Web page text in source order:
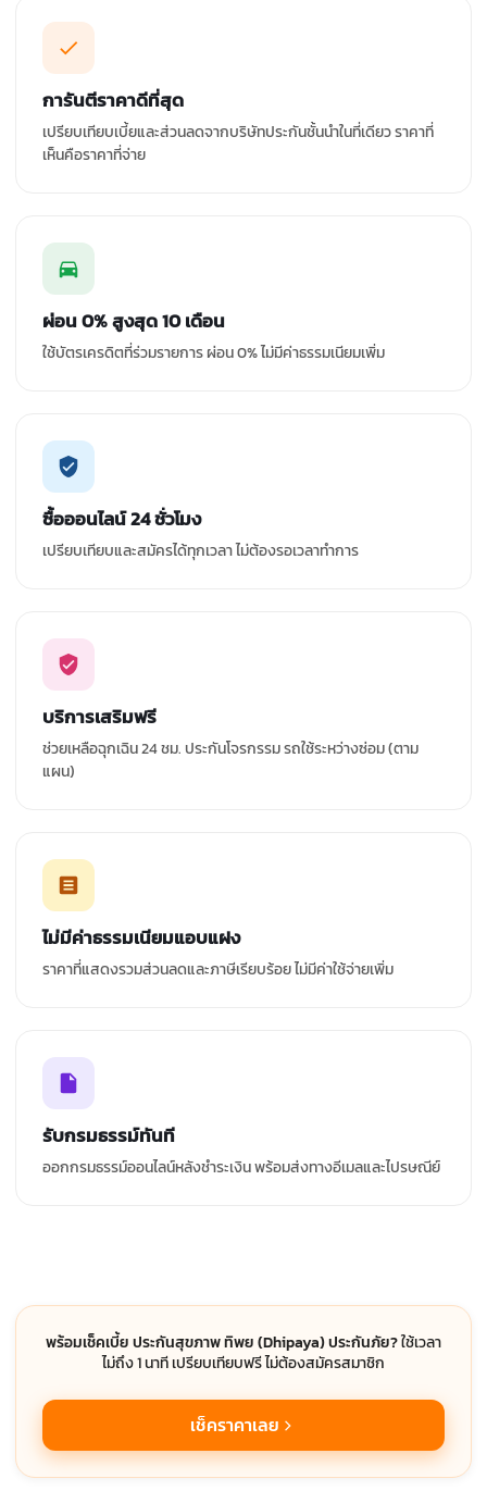
การันตีราคาดีที่สุด
เปรียบเทียบเบี้ยและส่วนลดจากบริษัทประกันชั้นนำในที่เดียว ราคาที่
เห็นคือราคาที่จ่าย
ผ่อน 0% สูงสุด 10 เดือน
ใช้บัตรเครดิตที่ร่วมรายการ ผ่อน 0% ไม่มีค่าธรรมเนียมเพิ่ม
ซื้อออนไลน์ 24 ชั่วโมง
เปรียบเทียบและสมัครได้ทุกเวลา ไม่ต้องรอเวลาทำการ
บริการเสริมฟรี
ช่วยเหลือฉุกเฉิน 24 ชม. ประกันโจรกรรม รถใช้ระหว่างซ่อม (ตาม
แผน)
ไม่มีค่าธรรมเนียมแอบแฝง
ราคาที่แสดงรวมส่วนลดและภาษีเรียบร้อย ไม่มีค่าใช้จ่ายเพิ่ม
รับกรมธรรม์ทันที
ออกกรมธรรม์ออนไลน์หลังชำระเงิน พร้อมส่งทางอีเมลและไปรษณีย์
พร้อมเช็คเบี้ย ประกันสุขภาพ ทิพย (Dhipaya) ประกันภัย?ใช้เวลา
ไม่ถึง 1 นาที เปรียบเทียบฟรี ไม่ต้องสมัครสมาชิก
เช็คราคาเลย